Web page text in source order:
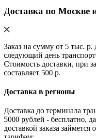
Доставка по
Заказ на сумму от 5 тыс. р.
следующий день
Стоимость доставки, при
составляет 500 р.
Доставка в регионы
Доставка до терминала
5000 рублей - бесплатно,
доставкой заказа